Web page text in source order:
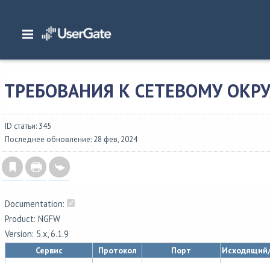
Главная/ Документация/NGFW
ТРЕБОВАНИЯ К СЕТЕВОМУ
ID статьи: 345
Последнее обновление: 28 фев, 2024
Documentation:
Product: NGFW
Version: 5.x, 6.1.9
Сервис Протокол Порт